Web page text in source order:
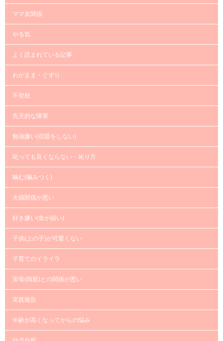
ママ友関係
やる気
よく読まれている記事
わがまま・ぐずり
不登校
先天的な障害
勉強嫌い(宿題をしない)
叱っても良くならない・叱り方
噛む(噛みつく)
夫婦関係が悪い
好き嫌い(食が細い)
子供(上の子)が可愛くない
子育てのイライラ
実母(両親)との関係が悪い
実践報告
年齢が高くなってからの悩み